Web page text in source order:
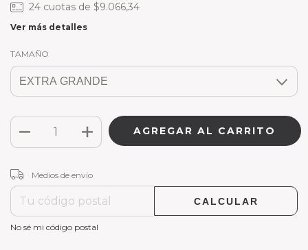
24 cuotas de $9.066,34
Ver más detalles
TAMAÑO
Entregas para el CP:
Medios de envío
CALCULAR
No sé mi código postal